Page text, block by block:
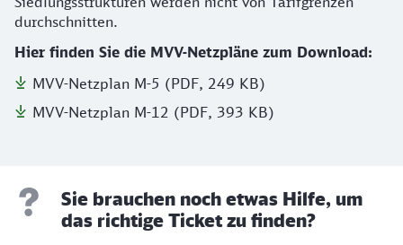
durchschnitten.
Hier finden Sie die MVV-Netzpläne zum Download:
MVV-Netzplan M-5 (PDF, 249 KB)
MVV-Netzplan M-12 (PDF, 393 KB)
Sie brauchen noch etwas Hilfe, um
das richtige Ticket zu finden?